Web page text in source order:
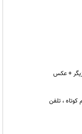
+ عکس
کوتاه ، تلفن